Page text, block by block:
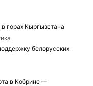
горах Кыргызстана
белорусских
в Кобрине —